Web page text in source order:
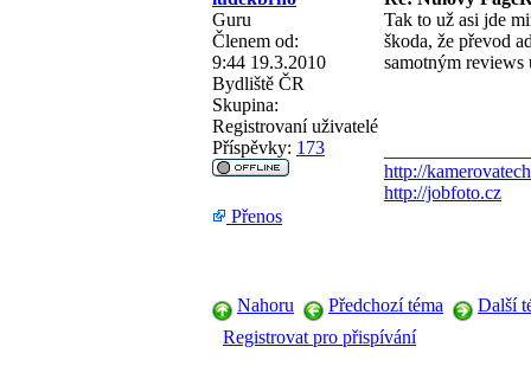
Guru
Členem od:
9:44 19.3.2010
Bydliště ČR
Skupina:
Registrovaní uživatelé
Příspěvky: 173
Tak to už asi jde
škoda, že převod
samotným
http://
http://jobfoto.cz
Přenos
Nahoru Předchozí téma
Další
Registrovat pro přispívání